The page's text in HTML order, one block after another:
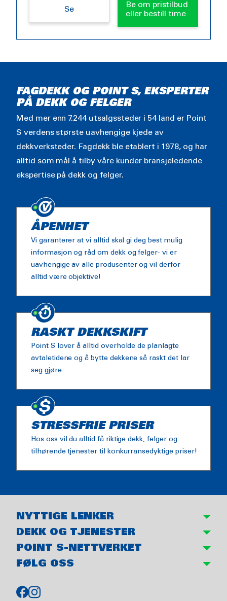
Se
Be om pristilbud
eller bestill time
FAGDEKK OG POINT S, EKSPERTER
PÅ DEKK OG FELGER
Med mer enn 7.244 utsalgssteder i 54 land er Point
S verdens største uavhengige kjede av
dekkverksteder. Fagdekk ble etablert i 1978, og har
alltid som mål å tilby våre kunder bransjeledende
ekspertise på dekk og felger.
ÅPENHET
Vi garanterer at vi alltid skal gi deg best mulig
informasjon og råd om dekk og felger- vi er
uavhengige av alle produsenter og vil derfor
alltid være objektive!
RASKT DEKKSKIFT
Point S lover å alltid overholde de planlagte
avtaletidene og å bytte dekkene så raskt det lar
seg gjøre
STRESSFRIE PRISER
Hos oss vil du alltid få riktige dekk, felger og
tilhørende tjenester til konkurransedyktige priser!
NYTTIGE LENKER
DEKK OG TJENESTER
POINT S-NETTVERKET
FØLG OSS